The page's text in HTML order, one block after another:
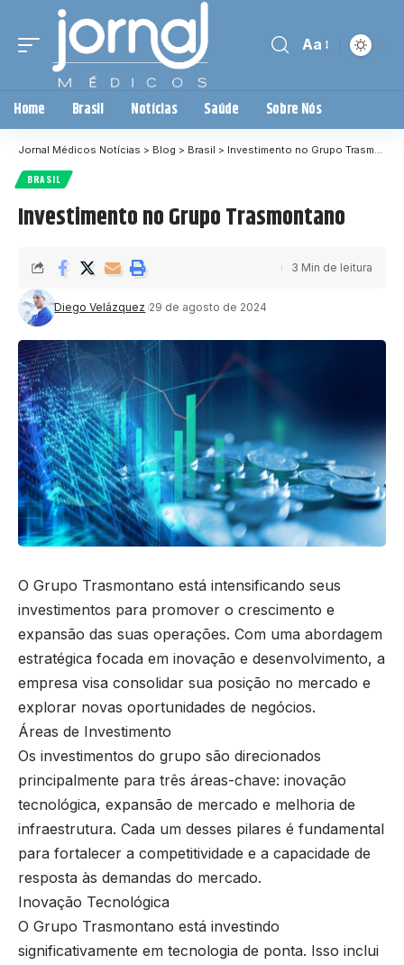
Aa
Home Brasil Notícias Saúde Sobre Nós
Jornal Médicos Notícias > Blog > Brasil > Investimento no Grupo Trasmontano
BRASIL
Investimento no Grupo Trasmontano
Diego Velázquez 29 de agosto de 2024
3 Min de leitura
O Grupo Trasmontano está intensificando seus
investimentos para promover o crescimento e
expansão das suas operações. Com uma abordagem
estratégica focada em inovação e desenvolvimento, a
empresa visa consolidar sua posição no mercado e
explorar novas oportunidades de negócios.
Áreas de Investimento
Os investimentos do grupo são direcionados
principalmente para três áreas-chave: inovação
tecnológica, expansão de mercado e melhoria de
infraestrutura. Cada um desses pilares é fundamental
para fortalecer a competitividade e a capacidade de
resposta às demandas do mercado.
Inovação Tecnológica
O Grupo Trasmontano está investindo
significativamente em tecnologia de ponta. Isso inclui